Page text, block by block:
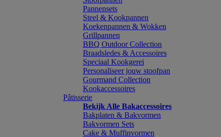
Pannensets
Steel & Kookpannen
Koekenpannen & Wokken
Grillpannen
BBQ Outdoor Collection
Braadsledes & Accessoires
Speciaal Kookgerei
Personaliseer jouw stoofpan
Gourmand Collection
Kookaccessoires
Pâtisserie
Bekijk Alle Bakaccessoires
Bakplaten & Bakvormen
Bakvormen Sets
Cake & Muffinvormen